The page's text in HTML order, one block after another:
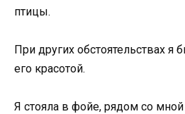
птицы.
При других обстоятельствах
его красотой.
Я стояла в фойе, рядом со